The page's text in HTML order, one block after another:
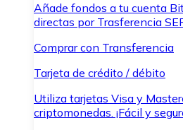
Añade fondos a tu cuenta
directas por Trasferencia
Comprar con Transferencia
Tarjeta de crédito / débito
Utiliza tarjetas Visa y
criptomonedas. ¡Fácil y